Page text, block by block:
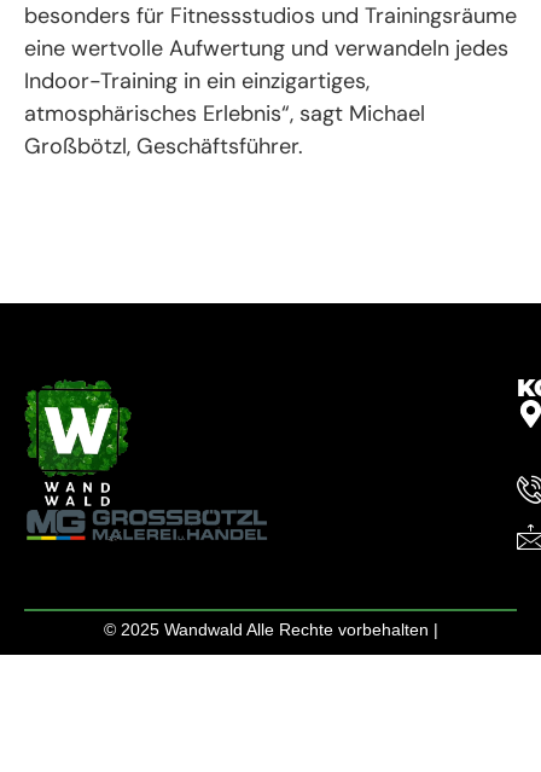
besonders für Fitnessstudios und Trainingsräume
eine wertvolle Aufwertung und verwandeln jedes
Indoor-Training in ein einzigartiges,
atmosphärisches Erlebnis“, sagt Michael
Großbötzl, Geschäftsführer.
© 2025 Wandwald Alle Rechte vorbehalten |